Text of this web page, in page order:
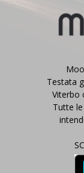
Testata
Viterbo
Tutte